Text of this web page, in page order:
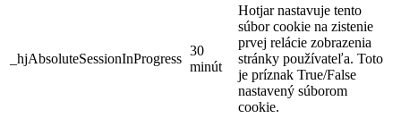
_hjAbsoluteSessionInProgress
30
minút
Hotjar nastavuje tento
súbor cookie na zistenie
prvej relácie zobrazenia
stránky používateľa. Toto
je príznak True/False
nastavený súborom
cookie.